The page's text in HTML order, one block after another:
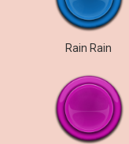
Rain Rain